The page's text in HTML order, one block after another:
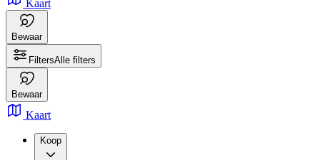
Kaart
Bewaar
FiltersAlle filters
Bewaar
Kaart
Koop